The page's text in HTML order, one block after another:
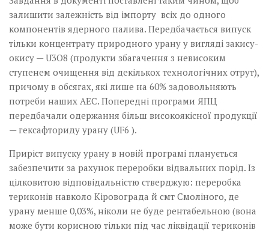
залишити залежність від імпорту всіх до одного
компонентів ядерного палива. Передбачається випуск
тільки концентрату природного урану у вигляді закису-
окису — U3O8 (продукти збагачення з невисоким
ступенем очищення від декількох технологічних отрут),
причому в обсягах, які лише на 60% задовольняють
потреби наших АЕС. Попередні програми ЯПЦ
передбачали одержання більш високоякісної продукції
— гекса­фториду урану (UF6 ).
Приріст випуску урану в новій програмі планується
забезпечити за рахунок переробки відвальних порід. Із
цілковитою відповідальністю стверджую: переробка
териконів навколо Кіровограда й смт Смоліного, де
урану менше 0,03%, ніколи не буде рентабельною (вона
може бути корисною тільки під час ліквідації териконів